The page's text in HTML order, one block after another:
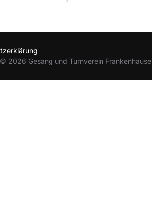
2026 Gesang und Turnverein